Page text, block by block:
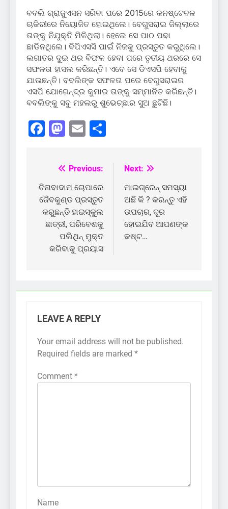
ବବଲି ଗ୍ରାଜୁଏସନ ସରିବା ପରେ 2015ରେ କନଷ୍ଟେବଳ
ଚାକିରୀରେ ନିୟୋଜିତ ହୋଇଥିଲେ। ବେଗୁସରାଇ ଜିଲ୍ଲାରେ
ତାଙ୍କୁ ନିଯୁକ୍ତି ମିଳିଥିଲା। ହେଲେ ସେ ପାଠ ପଢା
ଛାଡିନଥିଲେ। ବିପିଏସସି ପାଇଁ ନିଜକୁ ପ୍ରସ୍ତୁତ କରୁଥିଲେ।
ଲଗାତର ଦୁଇ ଥର ବିଫଳ ହେବା ପରେ ତୃତୀୟ ଥରରେ ସେ
ସଫଳତା ହାସଲ କରିଛନ୍ତି। ଏବେ ସେ ଡିଏସପି ହେବାକୁ
ଯାଉଛନ୍ତି। ବବଲିଙ୍କ ସଫଳତା ପରେ ବେଗୁସରାଇର
ଏସପି ଯୋଗେନ୍ଦ୍ର କୁମାର ତାଙ୍କୁ ସମ୍ମାନିତ କରିଛନ୍ତି।
ବବଲିଙ୍କୁ ସବୁ ମହଲରୁ ଶୁଭେଚ୍ଛାର ସୁଅ ଛୁଟିଛି।
Facebook
Mastodon
Email
Post
navigation
Previous:
ଚିନାବାଦାମ ଚୋପାରେ
ଜୈବକୁଣ୍ଡ ପ୍ରସ୍ତୁତ
କରୁଛନ୍ତି ହାଇସ୍କୁଲ
ଛାତ୍ରୀ, ପରିବେଶକୁ
ପଲିଥିନ୍ ମୁକ୍ତ
କରିବାକୁ ପ୍ରୟାସ
Next:
ମାଇଗ୍ରେନ୍ ସମସ୍ୟା
ଅଛି କି ? କରନ୍ତୁ ଏହି
ଉପଚାର, ଦୂର
ହୋଇଯିବ ଆପଣଙ୍କ
କଷ୍ଟ…
LEAVE A REPLY
Your email address will not be published.
Required fields are marked *
Comment *
Name